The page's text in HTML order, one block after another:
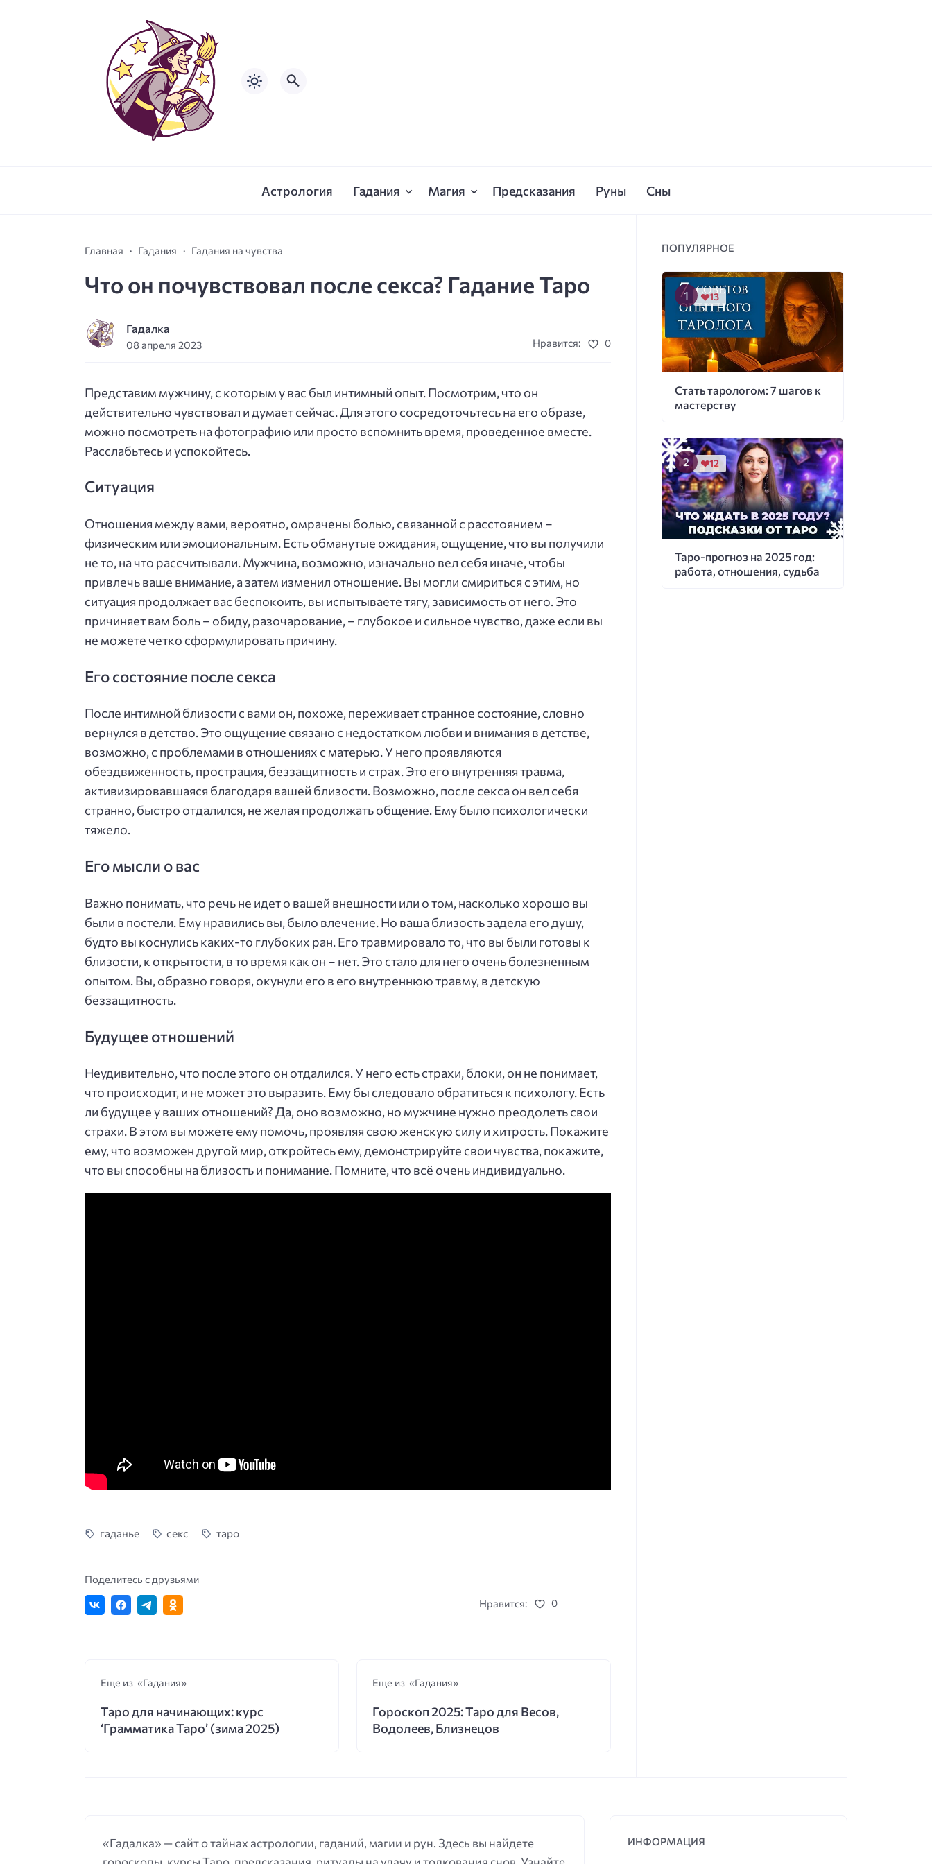
Астрология Гадания Магия Предсказания Руны Сны
Главная Гадания Гадания на чувства
Что он почувствовал после секса? Гадание Таро
Гадалка
08 апреля 2023 Нравится: 0
Представим мужчину, с которым у вас был интимный опыт. Посмотрим, что он
действительно чувствовал и думает сейчас. Для этого сосредоточьтесь на его образе,
можно посмотреть на фотографию или просто вспомнить время, проведенное вместе.
Расслабьтесь и успокойтесь.
Ситуация
Отношения между вами, вероятно, омрачены болью, связанной с расстоянием –
физическим или эмоциональным. Есть обманутые ожидания, ощущение, что вы получили
не то, на что рассчитывали. Мужчина, возможно, изначально вел себя иначе, чтобы
привлечь ваше внимание, а затем изменил отношение. Вы могли смириться с этим, но
ситуация продолжает вас беспокоить, вы испытываете тягу, зависимость от него. Это
причиняет вам боль – обиду, разочарование, – глубокое и сильное чувство, даже если вы
не можете четко сформулировать причину.
Его состояние после секса
После интимной близости с вами он, похоже, переживает странное состояние, словно
вернулся в детство. Это ощущение связано с недостатком любви и внимания в детстве,
возможно, с проблемами в отношениях с матерью. У него проявляются
обездвиженность, прострация, беззащитность и страх. Это его внутренняя травма,
активизировавшаяся благодаря вашей близости. Возможно, после секса он вел себя
странно, быстро отдалился, не желая продолжать общение. Ему было психологически
тяжело.
Его мысли о вас
Важно понимать, что речь не идет о вашей внешности или о том, насколько хорошо вы
были в постели. Ему нравились вы, было влечение. Но ваша близость задела его душу,
будто вы коснулись каких-то глубоких ран. Его травмировало то, что вы были готовы к
близости, к открытости, в то время как он – нет. Это стало для него очень болезненным
опытом. Вы, образно говоря, окунули его в его внутреннюю травму, в детскую
беззащитность.
Будущее отношений
Неудивительно, что после этого он отдалился. У него есть страхи, блоки, он не понимает,
что происходит, и не может это выразить. Ему бы следовало обратиться к психологу. Есть
ли будущее у ваших отношений? Да, оно возможно, но мужчине нужно преодолеть свои
страхи. В этом вы можете ему помочь, проявляя свою женскую силу и хитрость. Покажите
ему, что возможен другой мир, откройтесь ему, демонстрируйте свои чувства, покажите,
что вы способны на близость и понимание. Помните, что всё очень индивидуально.
гаданье секс таро
Поделитесь с друзьями
Нравится:
0
Еще из «Гадания»
Таро для начинающих: курс
‘Грамматика Таро’ (зима 2025)
Еще из «Гадания»
Гороскоп 2025: Таро для Весов,
Водолеев, Близнецов
ПОПУЛЯРНОЕ
Стать тарологом: 7 шагов к
мастерству
13
Таро-прогноз на 2025 год:
работа, отношения, судьба
12
«Гадалка» — сайт о тайнах астрологии, гаданий, магии и рун. Здесь вы найдете
ИНФОРМАЦИЯ